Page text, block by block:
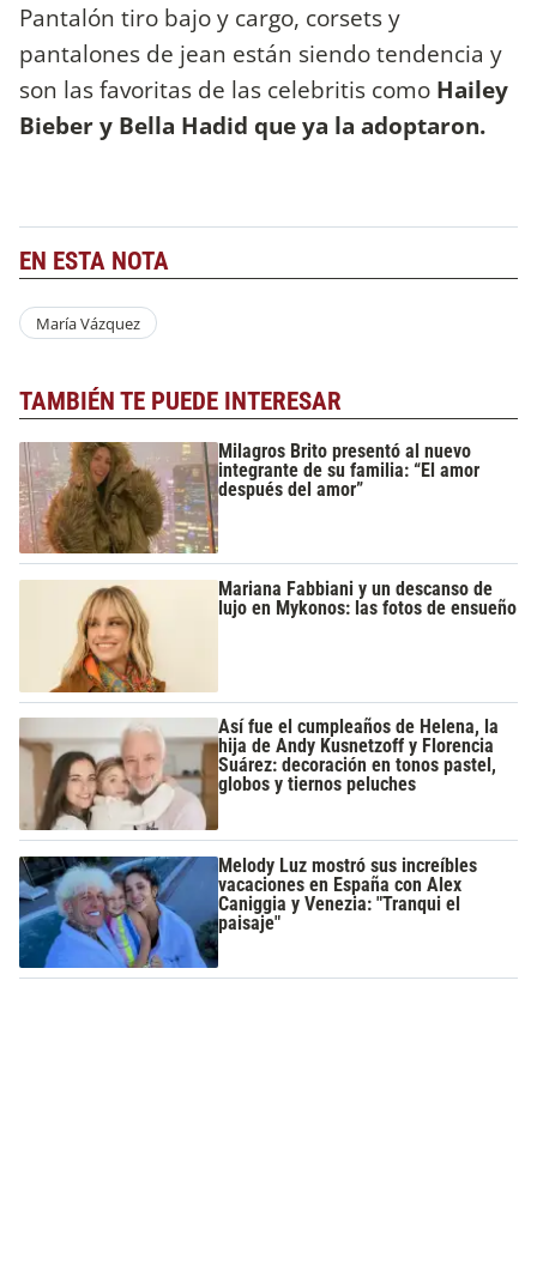
Pantalón tiro bajo y cargo, corsets y
pantalones de jean están siendo tendencia y
son las favoritas de las celebritis como Hailey
Bieber y Bella Hadid que ya la adoptaron.
EN ESTA NOTA
María Vázquez
TAMBIÉN TE PUEDE INTERESAR
Milagros Brito presentó al nuevo
integrante de su familia: “El amor
después del amor”
Mariana Fabbiani y un descanso de
lujo en Mykonos: las fotos de ensueño
Así fue el cumpleaños de Helena, la
hija de Andy Kusnetzoff y Florencia
Suárez: decoración en tonos pastel,
globos y tiernos peluches
Melody Luz mostró sus increíbles
vacaciones en España con Alex
Caniggia y Venezia: "Tranqui el
paisaje"